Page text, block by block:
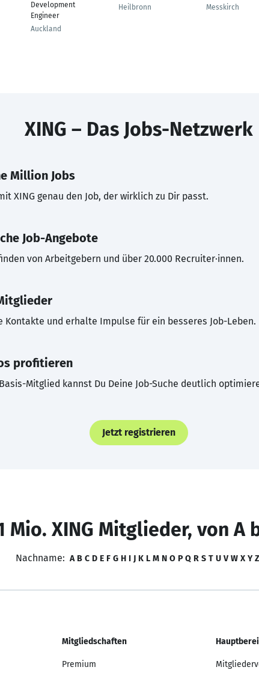
Development
Engineer
Auckland
Heilbronn
Messkirch
XING – Das Jobs-Netzwerk
Million Jobs
XING genau den Job, der wirklich zu Dir passt.
Job-Angebote
von Arbeitgebern und über 20.000 Recruiter·innen.
Kontakte und erhalte Impulse für ein besseres Job-Leben.
profitieren
Mitglied kannst Du Deine Job-Suche deutlich
Jetzt registrieren
Mio. XING Mitglieder, von A
Nachname: A B C D E F G H I J K L M N O P Q R S T U V W X Y Z
Mitgliedschaften
Premium